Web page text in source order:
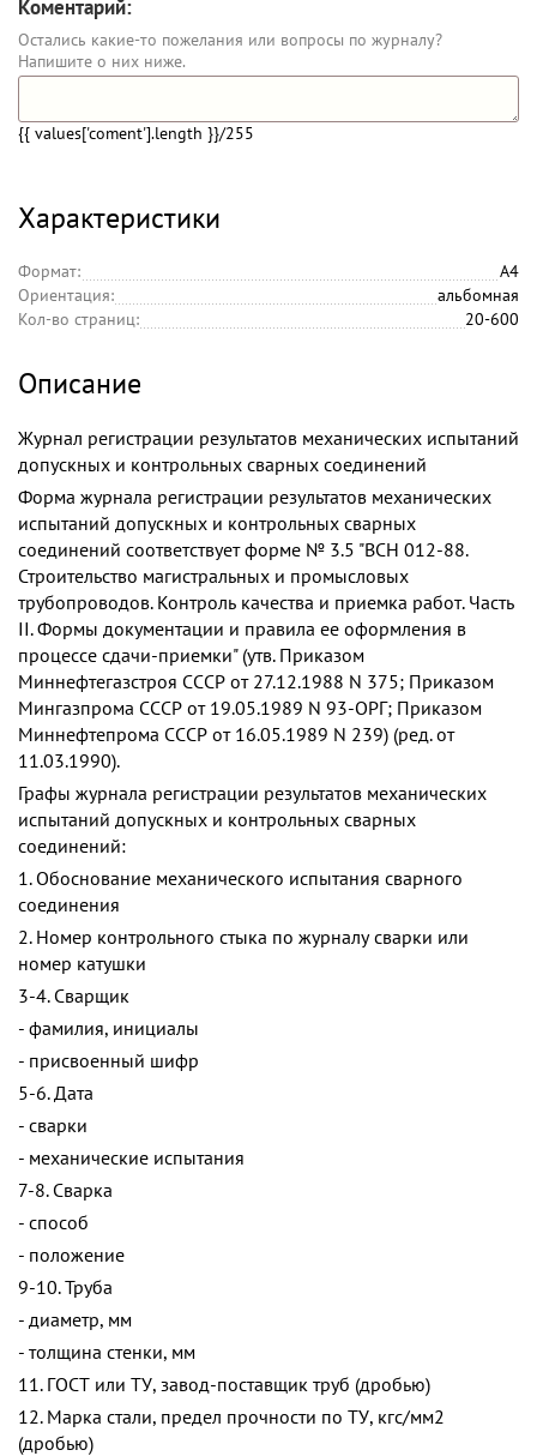
Коментарий:
Остались какие-то пожелания или вопросы по журналу?
Напишите о них ниже.
{{ values['coment'].length }}/255
Характеристики
Формат:
А4
Ориентация:
альбомная
Кол-во страниц:
20-600
Описание
Журнал регистрации результатов механических испытаний
допускных и контрольных сварных соединений
Форма журнала регистрации результатов механических
испытаний допускных и контрольных сварных
соединений соответствует форме № 3.5 "ВСН 012-88.
Строительство магистральных и промысловых
трубопроводов. Контроль качества и приемка работ. Часть
II. Формы документации и правила ее оформления в
процессе сдачи-приемки" (утв. Приказом
Миннефтегазстроя СССР от 27.12.1988 N 375; Приказом
Мингазпрома СССР от 19.05.1989 N 93-ОРГ; Приказом
Миннефтепрома СССР от 16.05.1989 N 239) (ред. от
11.03.1990).
Графы журнала регистрации результатов механических
испытаний допускных и контрольных сварных
соединений:
1. Обоснование механического испытания сварного
соединения
2. Номер контрольного стыка по журналу сварки или
номер катушки
3-4. Сварщик
- фамилия, инициалы
- присвоенный шифр
5-6. Дата
- сварки
- механические испытания
7-8. Сварка
- способ
- положение
9-10. Труба
- диаметр, мм
- толщина стенки, мм
11. ГОСТ или ТУ, завод-поставщик труб (дробью)
12. Марка стали, предел прочности по ТУ, кгс/мм2
(дробью)